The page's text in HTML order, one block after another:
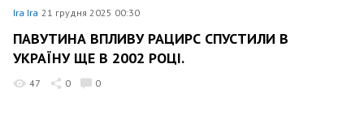
Ira Ira 21 грудня 2025 00:30
ПАВУТИНА ВПЛИВУ РАЦИРС СПУСТИЛИ В
УКРАЇНУ ЩЕ В 2002 РОЦІ.
47 0 0